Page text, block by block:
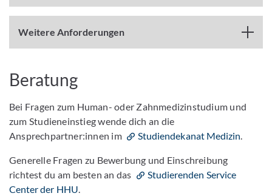
Weitere Anforderungen
Beratung
Bei Fragen zum Human- oder Zahnmedizinstudium und
zum Studieneinstieg wende dich an die
Ansprechpartner:innen im
Studiendekanat Medizin.
Generelle Fragen zu Bewerbung und Einschreibung
richtest du am besten an das
Studierenden Service
Center der HHU.